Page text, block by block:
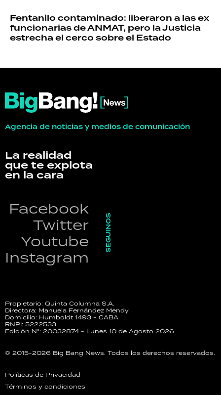
Fentanilo contaminado: liberaron a las ex
funcionarias de ANMAT, pero la Justicia
estrecha el cerco sobre el Estado
Agencia de noticias y medios de comunicación
La realidad
que te explota
en la cara
Facebook
Twitter
Youtube
Instagram
SEGUINOS
Propietario: Quinta Columna S.A.
Directora: Manuela Fernández Mendy
Domicilio: Humboldt 1493 - CABA
RNPI: 5222533
Edición N°: 20032874 - Lunes 10 de Agosto 2026
© 2015-2026 Big Bang News. Todos los derechos reservados.
Políticas de Privacidad
Términos y condiciones